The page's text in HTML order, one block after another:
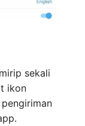
sekali
ikon